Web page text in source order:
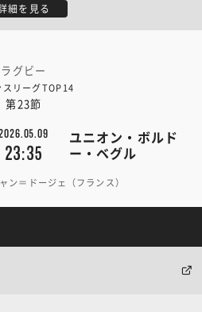
細を見る
ラグビー
スリーグTOP14
第23節
23:35
ユニオン・ボルド
ー・ベグル
ン＝ドージェ（フランス）